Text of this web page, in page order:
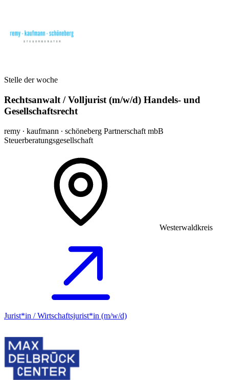
Stelle der woche
Rechtsanwalt / Volljurist (m/w/d) Handels- und
Gesellschaftsrecht
remy ∙ kaufmann ∙ schöneberg Partnerschaft mbB
Steuerberatungsgesellschaft
Westerwaldkreis
Jurist*in / Wirtschafts­jurist*in (m/w/d)